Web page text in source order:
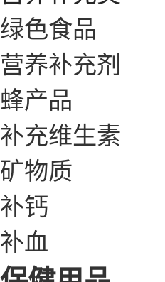
绿色食品
营养补充剂
蜂产品
补充维生素
矿物质
补钙
补血